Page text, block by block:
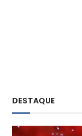
DESTAQUE